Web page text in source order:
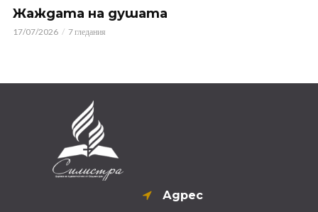
Жаждата на душата
17/07/2026 7 гледания
Адрес